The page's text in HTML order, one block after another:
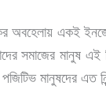
অবহেলায় একই
সমাজের মানুষ এই
মানুষদের এত